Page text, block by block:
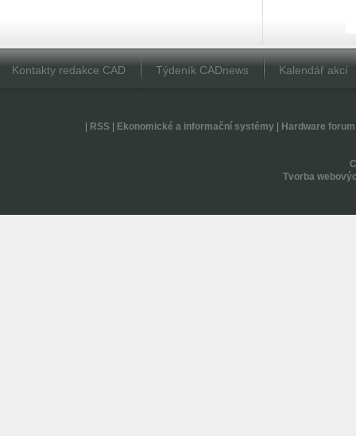
Kontakty redakce CAD Týdeník CADnews Kalendář akcí
RSS| Ekonomické a informační systémy| Hardware forum
Tvorba